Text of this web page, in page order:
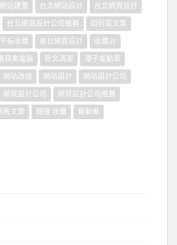
站建置 台北網站設計
台北網頁設計
台北網頁設計公司推薦
如何寫文案
平板收購 後台網頁設計
收購3c
蘋果電腦 新北清潔
潭子電動車
網站改版 網站設計
網站設計公司
網頁設計公司
網頁設計公司推薦
售文案 鏡頭 收購 電動車